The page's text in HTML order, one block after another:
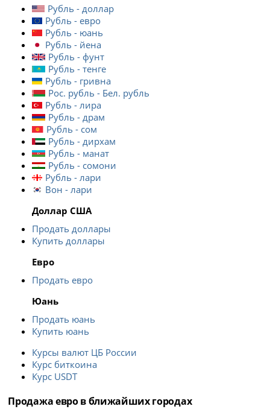
Рубль - доллар
Рубль - евро
Рубль - юань
Рубль - йена
Рубль - фунт
Рубль - тенге
Рубль - гривна
Рос. рубль - Бел. рубль
Рубль - лира
Рубль - драм
Рубль - сом
Рубль - дирхам
Рубль - манат
Рубль - сомони
Рубль - лари
Вон - лари
Доллар США
Продать доллары
Купить доллары
Евро
Продать евро
Юань
Продать юань
Купить юань
Курсы валют ЦБ России
Курс биткоина
Курс USDT
Продажа евро в ближайших городах